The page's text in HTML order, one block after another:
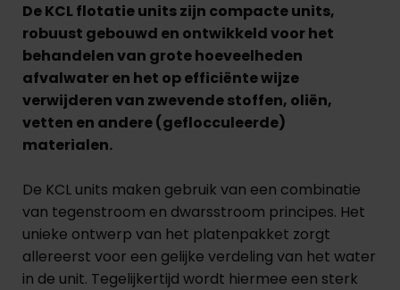
De KCL flotatie units zijn compacte units,
robuust gebouwd en ontwikkeld voor het
behandelen van grote hoeveelheden
afvalwater en het op efficiënte wijze
verwijderen van zwevende stoffen, oliën,
vetten en andere (geflocculeerde)
materialen.
De KCL units maken gebruik van een combinatie
van tegenstroom en dwarsstroom principes. Het
unieke ontwerp van het platenpakket zorgt
allereerst voor een gelijke verdeling van het water
in de unit. Tegelijkertijd wordt hiermee een sterk